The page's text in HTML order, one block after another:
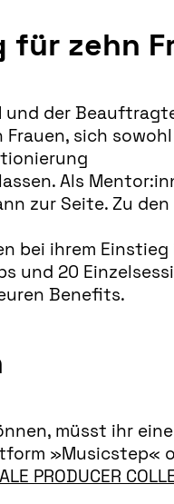
für zehn
und der
sich
Als
zur Seite. Zu
bei ihrem
und 20
Benefits.
müsst ihr
»Musicstep«
PRODUCER